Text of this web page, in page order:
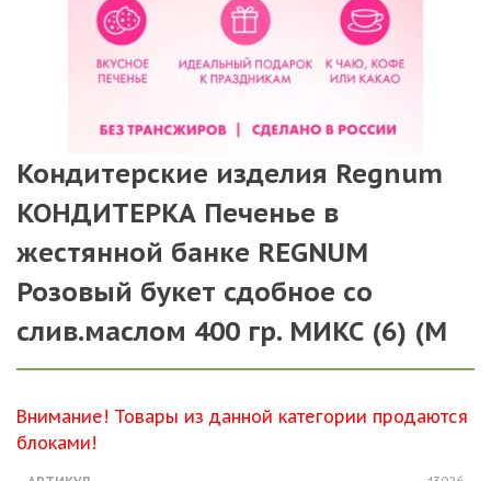
Кондитерские изделия Regnum
КОНДИТЕРКА Печенье в
жестянной банке REGNUM
Розовый букет сдобное со
слив.маслом 400 гр. МИКС (6) (М
Внимание! Товары из данной категории продаются
блоками!